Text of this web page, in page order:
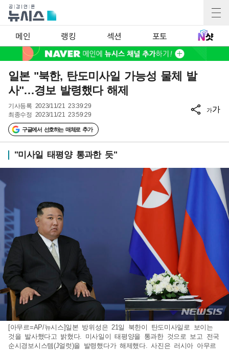
메인 랭킹 섹션 포토
일본 "북한, 탄도미사일 가능성 물체 발
사"…경보 발령했다 해제
기사등록 2023/11/21 23:39:29
최종수정 2023/11/21 23:59:29
구글에서 선호하는 매체로 추가
가가
"미사일 태평양 통과한 듯"
[아무르=AP/뉴시스]일본 방위성은 21일 북한이 탄도미사일로 보이는
것을 발사했다고 밝혔다. 미사일이 태평양을 통과한 것으로 보고 전국
순시경보시스템(J얼럿)을 발령했다가 해제했다. 사진은 러시아 아무르